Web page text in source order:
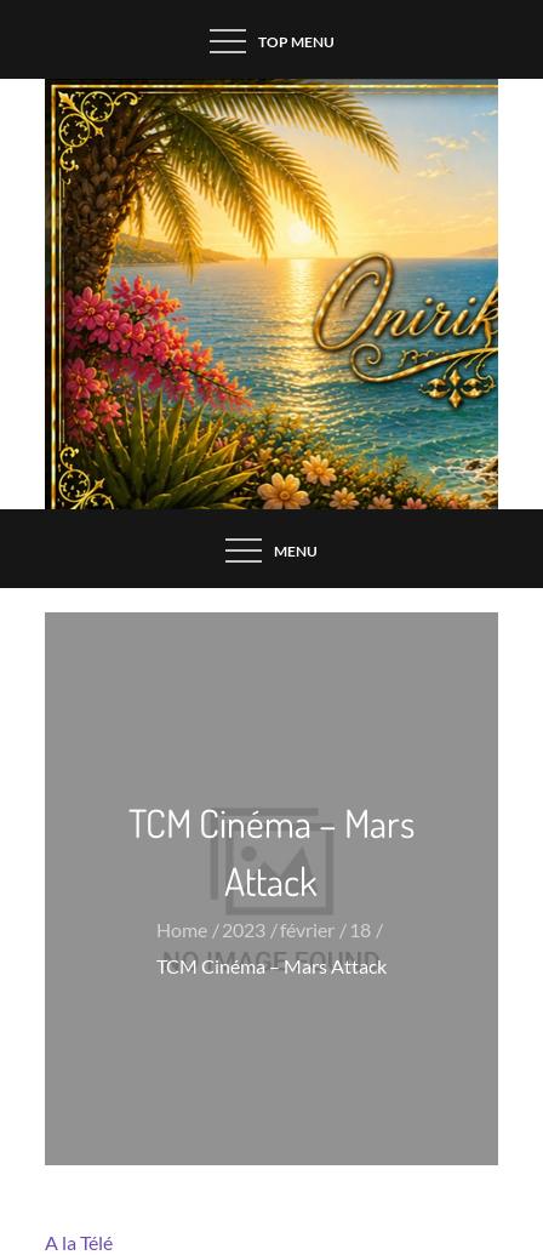
content
TOP MENU
MENU
TCM Cinéma – Mars
Attack
Home 2023 février
18
TCM Cinéma – Mars Attack
A la Télé